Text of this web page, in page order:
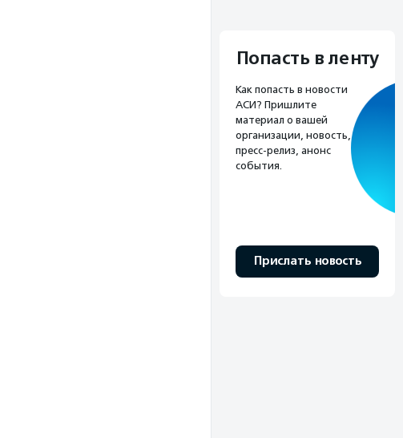
Попасть в ленту
Как попасть в новости
АСИ? Пришлите
материал о вашей
организации, новость,
пресс-релиз, анонс
события.
Прислать новость